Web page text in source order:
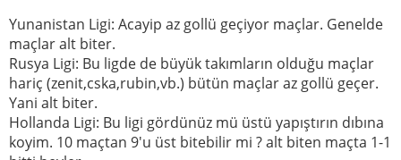
Yunanistan Ligi: Acayip az gollü geçiyor maçlar. Genelde
maçlar alt biter.
Rusya Ligi: Bu ligde de büyük takımların olduğu maçlar
hariç (zenit,cska,rubin,vb.) bütün maçlar az gollü geçer.
Yani alt biter.
Hollanda Ligi: Bu ligi gördünüz mü üstü yapıştırın dıbına
koyim. 10 maçtan 9'u üst bitebilir mi ? alt biten maçta 1-1